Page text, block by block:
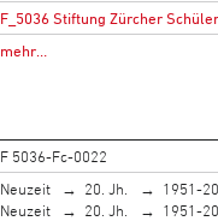
F_5036 Stiftung Zürcher
mehr…
F 5036-Fc-0022
Neuzeit 20. Jh. 1951-
Neuzeit
20. Jh. 1951-